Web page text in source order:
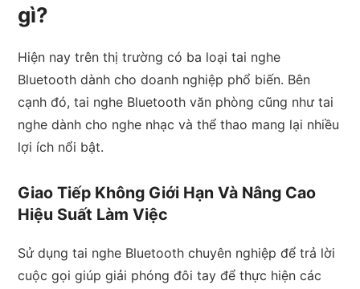
gì?
Hiện nay trên thị trường có ba loại tai nghe
Bluetooth dành cho doanh nghiệp phổ biến. Bên
cạnh đó, tai nghe Bluetooth văn phòng cũng như tai
nghe dành cho nghe nhạc và thể thao mang lại nhiều
lợi ích nổi bật.
Giao Tiếp Không Giới Hạn Và Nâng Cao
Hiệu Suất Làm Việc
Sử dụng tai nghe Bluetooth chuyên nghiệp để trả lời
cuộc gọi giúp giải phóng đôi tay để thực hiện các